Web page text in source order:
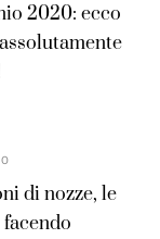
2020: ecco
di nozze, le